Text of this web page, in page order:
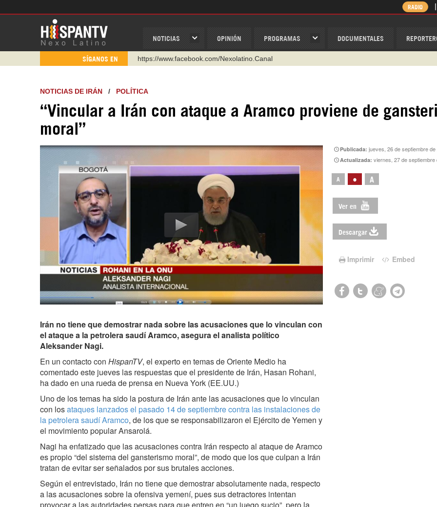
NOTICIAS OPINIÓN PROGRAMAS DOCUMENTALES
RADIO
SÍGANOS EN
https://www.facebook.com/Nexolatino.Canal
http://twitter.com/nexo_latino
https://urmedium.com/c/hispantv
Instagram como: hispan_tv
NOTICIAS DE IRÁN / POLÍTICA
“Vincular a Irán con ataque a Aramco proviene de
moral”
Publicada:jueves, 26 de septiembre
Actualizada:viernes, 27 de septiembre
A • A
Ver en
Descargar
Imprimir Embed
Irán no tiene que demostrar nada sobre las acusaciones que lo vinculan con
el ataque a la petrolera saudí Aramco, asegura el analista político
Aleksander Nagi.
En un contacto con HispanTV, el experto en temas de Oriente Medio ha
comentado este jueves las respuestas que el presidente de Irán, Hasan Rohani,
ha dado en una rueda de prensa en Nueva York (EE.UU.)
Uno de los temas ha sido la postura de Irán ante las acusaciones que lo vinculan
con losataques lanzados el pasado 14 de septiembre contra las instalaciones de
la petrolera saudí Aramco, de los que se responsabilizaron el Ejército de Yemen y
el movimiento popular Ansarolá.
Nagi ha enfatizado que las acusaciones contra Irán respecto al ataque de Aramco
es propio “del sistema del gansterismo moral”, de modo que los que culpan a Irán
tratan de evitar ser señalados por sus brutales acciones.
Según el entrevistado, Irán no tiene que demostrar absolutamente nada, respecto
a las acusaciones sobre la ofensiva yemení, pues sus detractores intentan